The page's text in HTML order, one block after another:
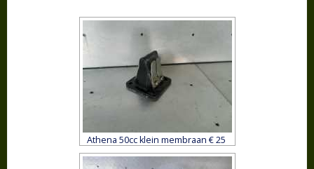
Athena 50cc klein membraan € 25